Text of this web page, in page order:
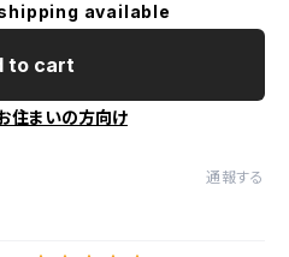
available
to cart
住まいの方向け
通報する